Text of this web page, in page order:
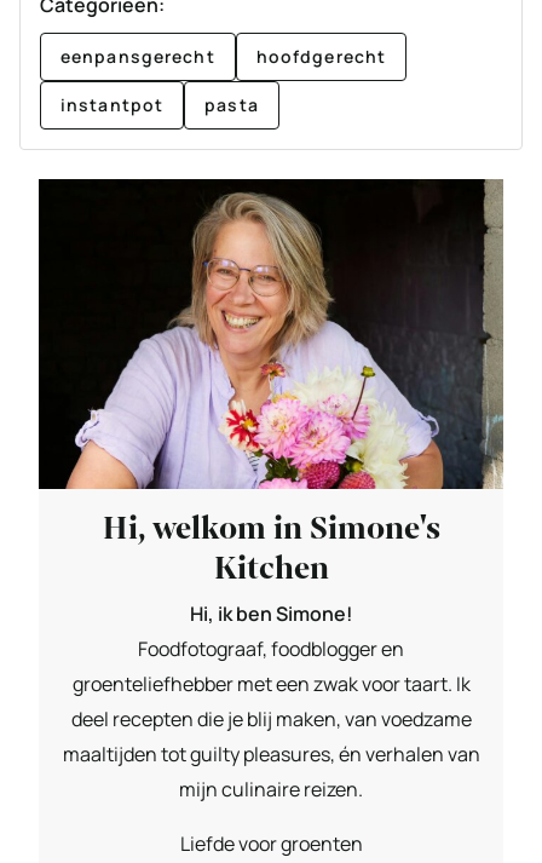
eenpansgerecht hoofdgerecht
instantpot pasta
Hi, welkom in Simone's
Kitchen
Hi, ik ben Simone!
Foodfotograaf, foodblogger en
groenteliefhebber met een zwak voor taart. Ik
deel recepten die je blij maken, van voedzame
maaltijden tot guilty pleasures, én verhalen van
mijn culinaire reizen.
Liefde voor groenten